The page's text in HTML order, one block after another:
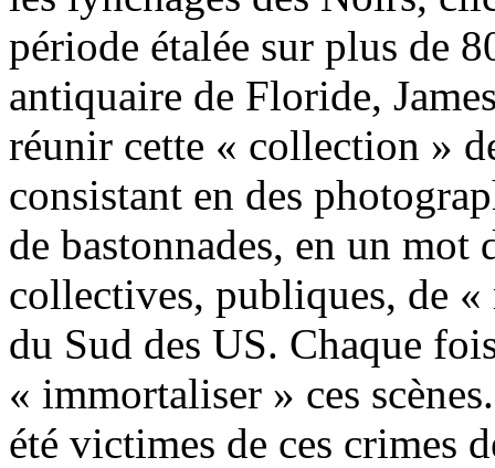
période étalée sur plus de
antiquaire de Floride,
réunir cette « collection »
consistant en des
de bastonnades, en un mot
collectives, publiques, de «
du Sud des US. Chaque
« immortaliser » ces
été victimes de ces crimes